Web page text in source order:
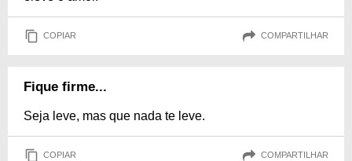
COPIAR COMPARTILHAR
Fique firme...
Seja leve, mas que nada te leve.
COPIAR COMPARTILHAR